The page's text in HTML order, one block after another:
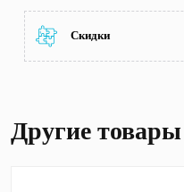
Скидки
Другие